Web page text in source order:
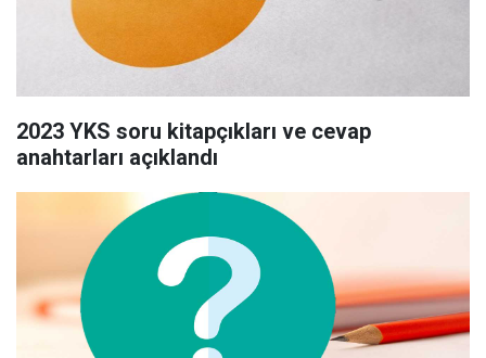
2023 YKS soru kitapçıkları ve cevap
anahtarları açıklandı